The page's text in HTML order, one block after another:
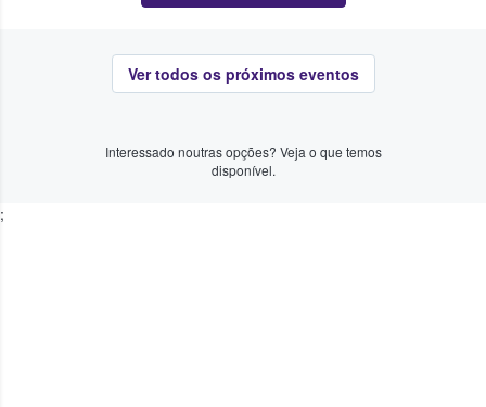
Ver todos os próximos eventos
Interessado noutras opções? Veja o que temos
disponível.
;